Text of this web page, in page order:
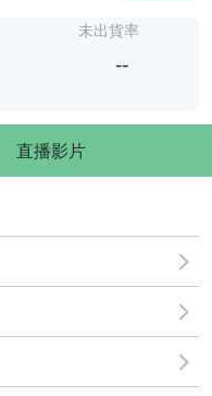
未出貨率
--
直播影片